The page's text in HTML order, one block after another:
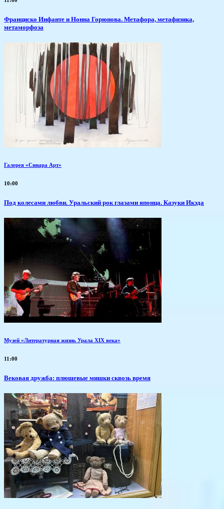
Франциско Инфанте и Нонна Горюнова. Метафора, метафизика,
метаморфоза
Галерея «Синара Арт»
10:00
Под колесами любви. Уральский рок глазами японца. Казуки Икэда
Музей «Литературная жизнь Урала XIX века»
11:00
Вековая дружба: плюшевые мишки сквозь время